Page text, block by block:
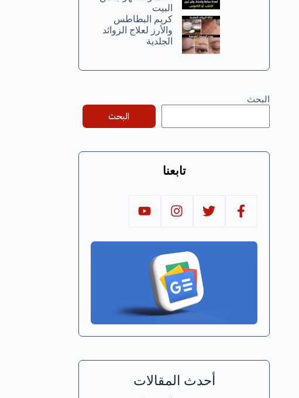
البيت
كريم البطاطس
والأرز لعلاج الزوائد
الجلدية
البحث
البحث
تابعنا
أحدث المقالات